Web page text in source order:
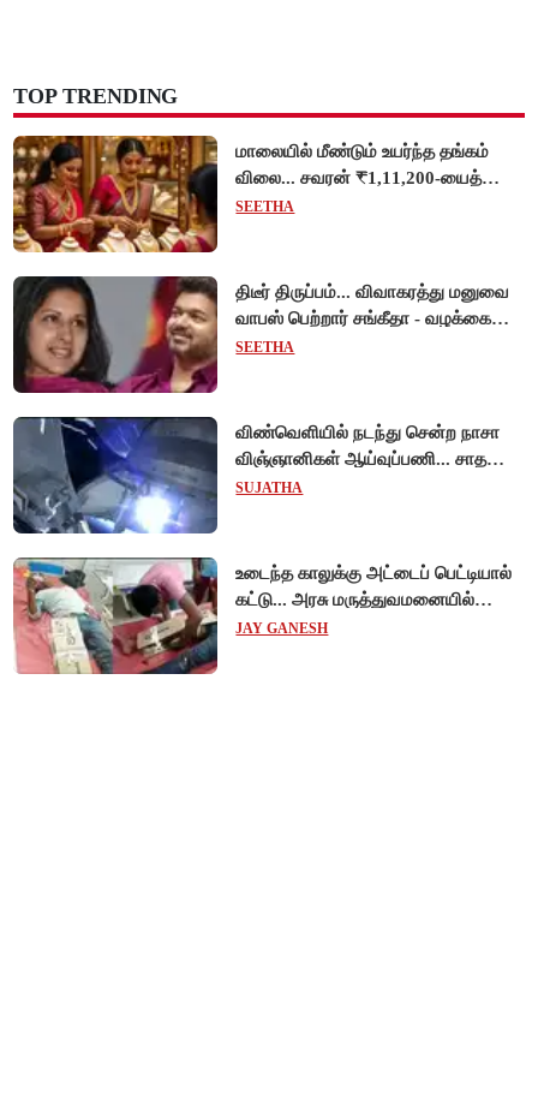
TOP TRENDING
மாலையில் மீண்டும் உயர்ந்த தங்கம்
விலை... சவரன் ₹1,11,200-யைத்
தொட்டது!
SEETHA
திடீர் திருப்பம்... விவாகரத்து மனுவை
வாபஸ் பெற்றார் சங்கீதா - வழக்கை
முடித்து வைத்தது செங்கல்பட்டு
SEETHA
விண்வெளியில் நடந்து சென்ற நாசா
விஞ்ஞானிகள் ஆய்வுப்பணி... சாதனை
!
SUJATHA
உடைந்த காலுக்கு அட்டைப் பெட்டியால்
கட்டு... அரசு மருத்துவமனையில்
விநோத சிகிச்சை... அதிர்ச்சி வீடியோ!
JAY GANESH